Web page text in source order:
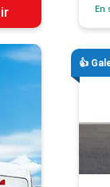
En
👍